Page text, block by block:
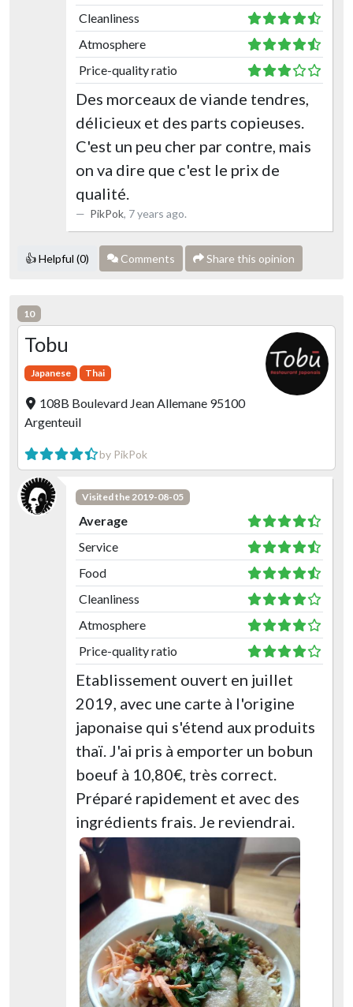
Cleanliness
Atmosphere
Price-quality ratio
Des morceaux de viande tendres,
délicieux et des parts copieuses.
C'est un peu cher par contre, mais
on va dire que c'est le prix de
qualité.
PikPok, 7 years ago.
👍 Helpful (0) Comments Share this opinion
10
Tobu
Japanese Thai
108B Boulevard Jean Allemane 95100
Argenteuil
by PikPok
Visited the 2019-08-05
Average
Service
Food
Cleanliness
Atmosphere
Price-quality ratio
Etablissement ouvert en juillet
2019, avec une carte à l'origine
japonaise qui s'étend aux produits
thaï. J'ai pris à emporter un bobun
boeuf à 10,80€, très correct.
Préparé rapidement et avec des
ingrédients frais. Je reviendrai.